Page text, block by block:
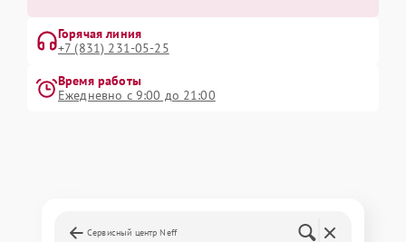
Горячая линия
+7 (831) 231-05-25
Время работы
Ежедневно с 9:00 до 21:00
Сервисный центр Neff